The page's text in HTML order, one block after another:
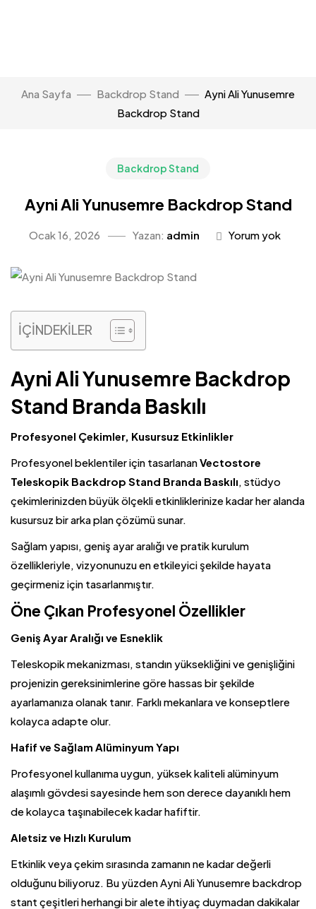
Ana Sayfa Backdrop Stand
Ayni Ali Yunusemre
Backdrop Stand
Backdrop Stand
Ayni Ali Yunusemre Backdrop Stand
Ocak 16, 2026 Yazan: admin Yorum yok
İÇİNDEKİLER
Ayni Ali Yunusemre Backdrop
Stand Branda Baskılı
Profesyonel Çekimler, Kusursuz Etkinlikler
Profesyonel beklentiler için tasarlananVectostore
Teleskopik Backdrop Stand Branda Baskılı, stüdyo
çekimlerinizden büyük ölçekli etkinliklerinize kadar her alanda
kusursuz bir arka plan çözümü sunar.
Sağlam yapısı, geniş ayar aralığı ve pratik kurulum
özellikleriyle, vizyonunuzu en etkileyici şekilde hayata
geçirmeniz için tasarlanmıştır.
Öne Çıkan Profesyonel Özellikler
Geniş Ayar Aralığı ve Esneklik
Teleskopik mekanizması, standın yüksekliğini ve genişliğini
projenizin gereksinimlerine göre hassas bir şekilde
ayarlamanıza olanak tanır. Farklı mekanlara ve konseptlere
kolayca adapte olur.
Hafif ve Sağlam Alüminyum Yapı
Profesyonel kullanıma uygun, yüksek kaliteli alüminyum
alaşımlı gövdesi sayesinde hem son derece dayanıklı hem
de kolayca taşınabilecek kadar hafiftir.
Aletsiz ve Hızlı Kurulum
Etkinlik veya çekim sırasında zamanın ne kadar değerli
olduğunu biliyoruz. Bu yüzden Ayni Ali Yunusemre backdrop
stant çeşitleri herhangi bir alete ihtiyaç duymadan dakikalar